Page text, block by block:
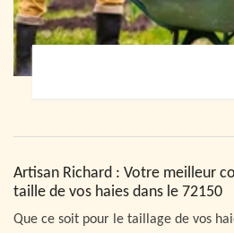
Artisan Richard : Votre meilleur
taille de vos haies dans le 72150
Que ce soit pour le taillage de vos